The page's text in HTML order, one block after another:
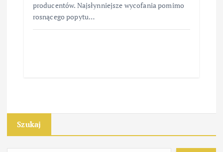
producentów. Najsłynniejsze wycofania pomimo
rosnącego popytu…
Szukaj